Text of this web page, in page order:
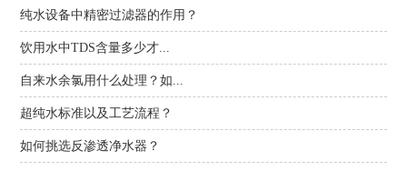
纯水设备中精密过滤器的作用？
饮用水中TDS含量多少才...
自来水余氯用什么处理？如...
超纯水标准以及工艺流程？
如何挑选反渗透净水器？